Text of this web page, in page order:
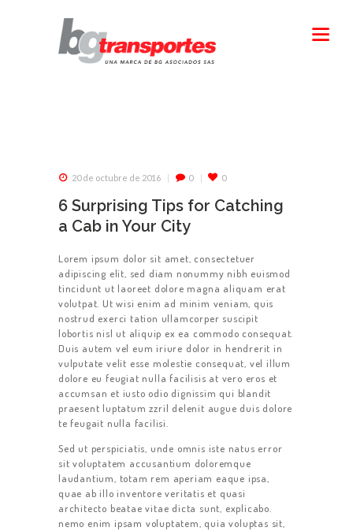
20 de octubre de 2016 0 0
6 Surprising Tips for Catching
a Cab in Your City
Lorem ipsum dolor sit amet, consectetuer
adipiscing elit, sed diam nonummy nibh euismod
tincidunt ut laoreet dolore magna aliquam erat
volutpat. Ut wisi enim ad minim veniam, quis
nostrud exerci tation ullamcorper suscipit
lobortis nisl ut aliquip ex ea commodo consequat.
Duis autem vel eum iriure dolor in hendrerit in
vulputate velit esse molestie consequat, vel illum
dolore eu feugiat nulla facilisis at vero eros et
accumsan et iusto odio dignissim qui blandit
praesent luptatum zzril delenit augue duis dolore
te feugait nulla facilisi.
Sed ut perspiciatis, unde omnis iste natus error
sit voluptatem accusantium doloremque
laudantium, totam rem aperiam eaque ipsa,
quae ab illo inventore veritatis et quasi
architecto beatae vitae dicta sunt, explicabo.
nemo enim ipsam voluptatem, quia voluptas sit,